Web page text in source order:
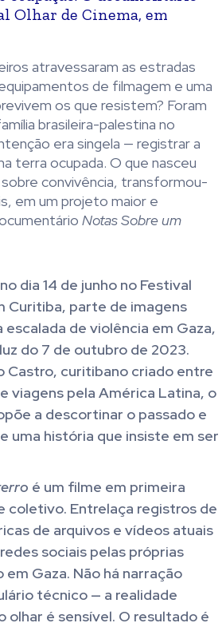
Olhar de Cinema, em
atravessaram as estradas
de filmagem e uma
os que resistem? Foram
brasileira-palestina no
era singela — registrar a
terra ocupada. O que nasceu
convivência, transformou-
em um projeto maior e
Notas Sobre um
dia 14 de junho no Festival
Curitiba, parte de imagens
de violência em Gaza,
do 7 de outubro de 2023.
Castro, curitibano criado entre
viagens pela América Latina, o
a descortinar o passado e
uma história que insiste em ser
é um filme em primeira
coletivo. Entrelaça registros de
de arquivos e vídeos atuais
sociais pelas próprias
Gaza. Não há narração
técnico — a realidade
olhar é sensível. O resultado é